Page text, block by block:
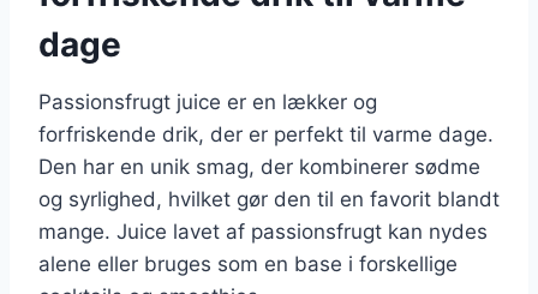
dage
Passionsfrugt juice er en lækker og
forfriskende drik, der er perfekt til varme dage.
Den har en unik smag, der kombinerer sødme
og syrlighed, hvilket gør den til en favorit blandt
mange. Juice lavet af passionsfrugt kan nydes
alene eller bruges som en base i forskellige